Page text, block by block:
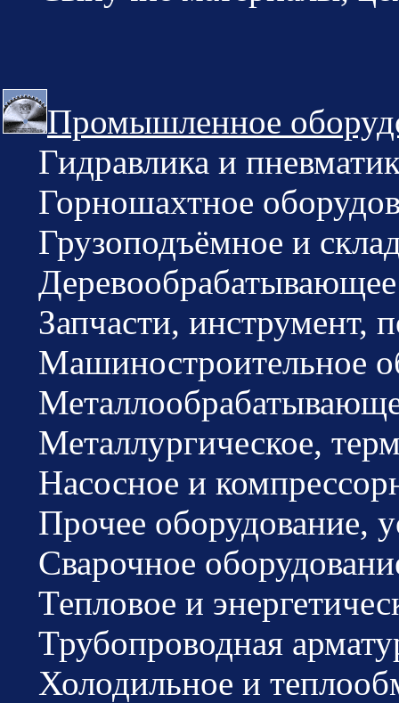
Промышленное
Гидравлика и
Горношахтное
Грузоподъёмное и
Деревообрабатывающее
Запчасти, инструмент,
Машиностроительное
Металлургическое,
Насосное и
Прочее оборудование,
Сварочное
Тепловое и
Трубопроводная
Холодильное и